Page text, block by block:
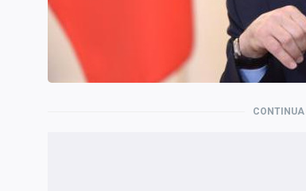
Internacional
Marketing
Tecnologia
CONTINUA